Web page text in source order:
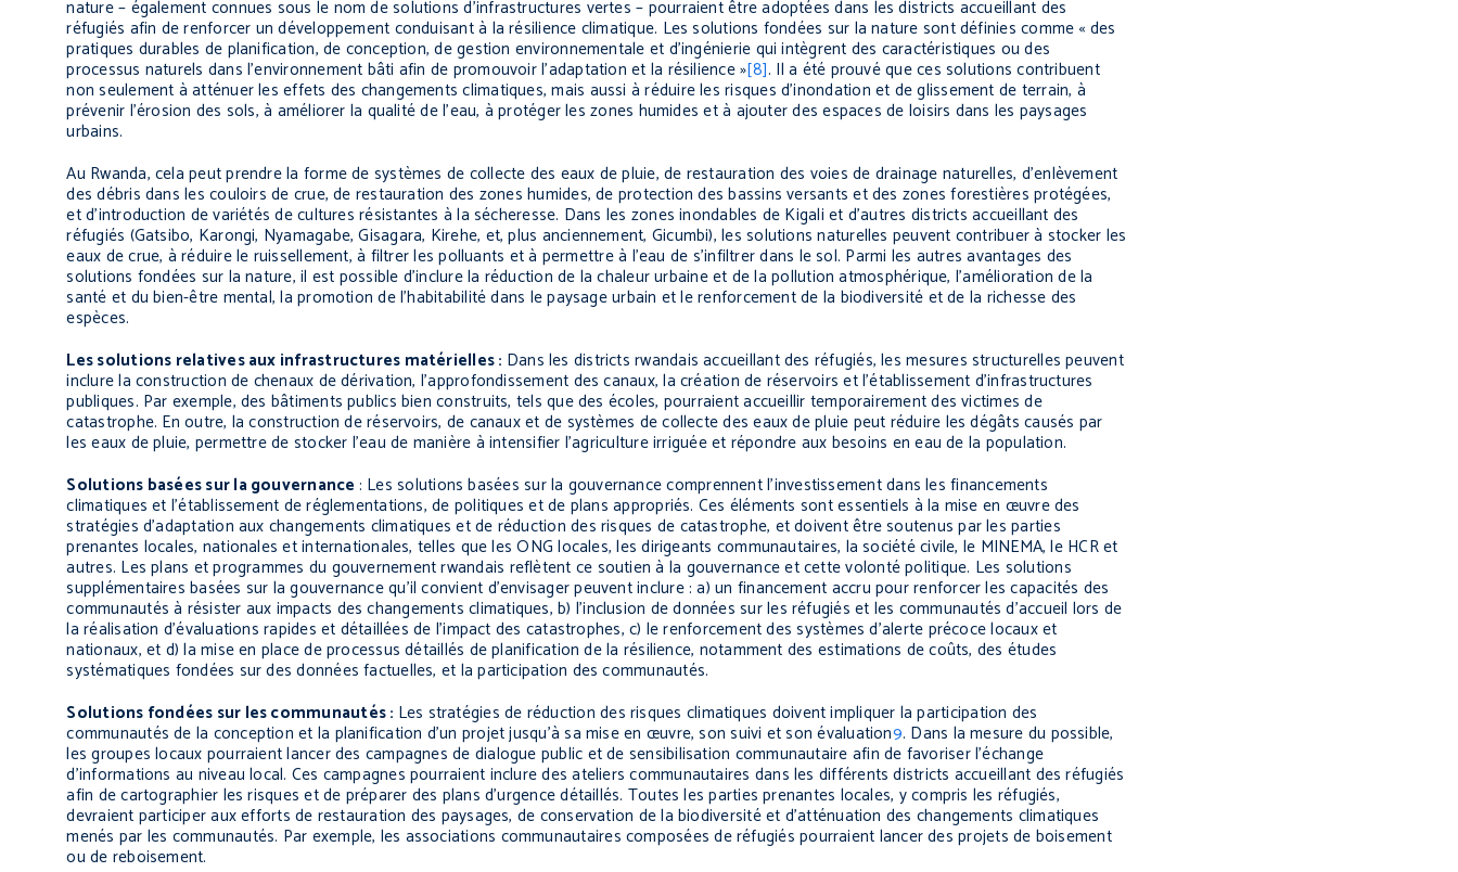
nature – également connues sous le nom de solutions d’infrastructures vertes – pourraient être adoptées dans les districts accueillant des
réfugiés afin de renforcer un développement conduisant à la résilience climatique. Les solutions fondées sur la nature sont définies comme « des
pratiques durables de planification, de conception, de gestion environnementale et d’ingénierie qui intègrent des caractéristiques ou des
processus naturels dans l’environnement bâti afin de promouvoir l’adaptation et la résilience »[8]. Il a été prouvé que ces solutions contribuent
non seulement à atténuer les effets des changements climatiques, mais aussi à réduire les risques d’inondation et de glissement de terrain, à
prévenir l’érosion des sols, à améliorer la qualité de l’eau, à protéger les zones humides et à ajouter des espaces de loisirs dans les paysages
urbains.
Au Rwanda, cela peut prendre la forme de systèmes de collecte des eaux de pluie, de restauration des voies de drainage naturelles, d’enlèvement
des débris dans les couloirs de crue, de restauration des zones humides, de protection des bassins versants et des zones forestières protégées,
et d’introduction de variétés de cultures résistantes à la sécheresse. Dans les zones inondables de Kigali et d’autres districts accueillant des
réfugiés (Gatsibo, Karongi, Nyamagabe, Gisagara, Kirehe, et, plus anciennement, Gicumbi), les solutions naturelles peuvent contribuer à stocker les
eaux de crue, à réduire le ruissellement, à filtrer les polluants et à permettre à l’eau de s’infiltrer dans le sol. Parmi les autres avantages des
solutions fondées sur la nature, il est possible d’inclure la réduction de la chaleur urbaine et de la pollution atmosphérique, l’amélioration de la
santé et du bien-être mental, la promotion de l’habitabilité dans le paysage urbain et le renforcement de la biodiversité et de la richesse des
espèces.
Les solutions relatives aux infrastructures matérielles : Dans les districts rwandais accueillant des réfugiés, les mesures structurelles peuvent
inclure la construction de chenaux de dérivation, l’approfondissement des canaux, la création de réservoirs et l’établissement d’infrastructures
publiques. Par exemple, des bâtiments publics bien construits, tels que des écoles, pourraient accueillir temporairement des victimes de
catastrophe. En outre, la construction de réservoirs, de canaux et de systèmes de collecte des eaux de pluie peut réduire les dégâts causés par
les eaux de pluie, permettre de stocker l’eau de manière à intensifier l’agriculture irriguée et répondre aux besoins en eau de la population.
Solutions basées sur la gouvernance : Les solutions basées sur la gouvernance comprennent l’investissement dans les financements
climatiques et l’établissement de réglementations, de politiques et de plans appropriés. Ces éléments sont essentiels à la mise en œuvre des
stratégies d’adaptation aux changements climatiques et de réduction des risques de catastrophe, et doivent être soutenus par les parties
prenantes locales, nationales et internationales, telles que les ONG locales, les dirigeants communautaires, la société civile, le MINEMA, le HCR et
autres. Les plans et programmes du gouvernement rwandais reflètent ce soutien à la gouvernance et cette volonté politique. Les solutions
supplémentaires basées sur la gouvernance qu’il convient d’envisager peuvent inclure : a) un financement accru pour renforcer les capacités des
communautés à résister aux impacts des changements climatiques, b) l’inclusion de données sur les réfugiés et les communautés d’accueil lors de
la réalisation d’évaluations rapides et détaillées de l’impact des catastrophes, c) le renforcement des systèmes d’alerte précoce locaux et
nationaux, et d) la mise en place de processus détaillés de planification de la résilience, notamment des estimations de coûts, des études
systématiques fondées sur des données factuelles, et la participation des communautés.
Solutions fondées sur les communautés : Les stratégies de réduction des risques climatiques doivent impliquer la participation des
communautés de la conception et la planification d’un projet jusqu’à sa mise en œuvre, son suivi et son évaluation9. Dans la mesure du possible,
les groupes locaux pourraient lancer des campagnes de dialogue public et de sensibilisation communautaire afin de favoriser l’échange
d’informations au niveau local. Ces campagnes pourraient inclure des ateliers communautaires dans les différents districts accueillant des réfugiés
afin de cartographier les risques et de préparer des plans d’urgence détaillés. Toutes les parties prenantes locales, y compris les réfugiés,
devraient participer aux efforts de restauration des paysages, de conservation de la biodiversité et d’atténuation des changements climatiques
menés par les communautés. Par exemple, les associations communautaires composées de réfugiés pourraient lancer des projets de boisement
ou de reboisement.